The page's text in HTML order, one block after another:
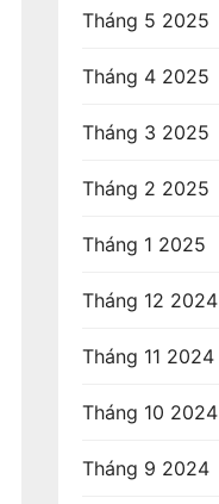
Tháng 5 2025
Tháng 4 2025
Tháng 3 2025
Tháng 2 2025
Tháng 1 2025
Tháng 12 2024
Tháng 11 2024
Tháng 10 2024
Tháng 9 2024